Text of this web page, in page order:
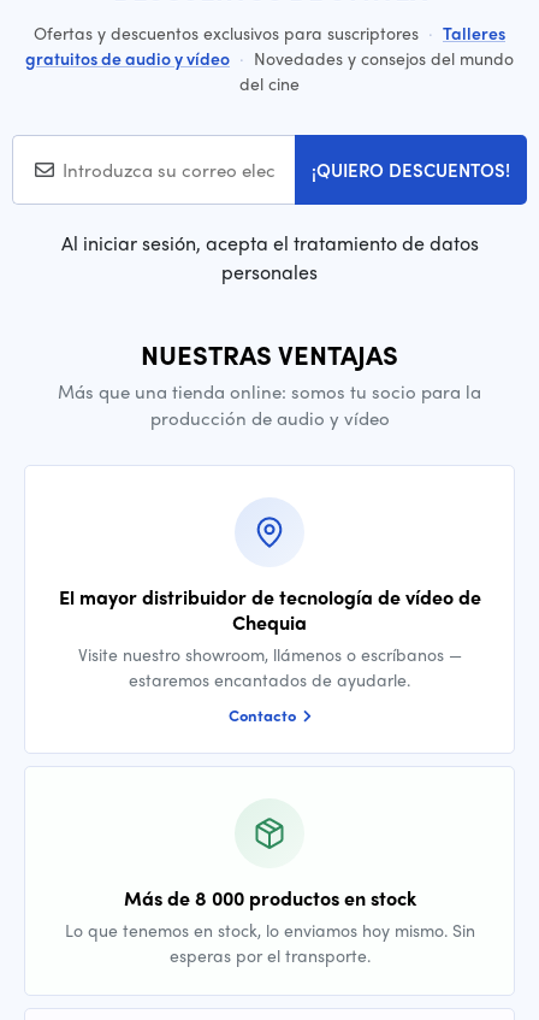
Ofertas y descuentos exclusivos para suscriptores · Talleres
gratuitos de audio y vídeo · Novedades y consejos del mundo
del cine
¡QUIERO DESCUENTOS!
Al iniciar sesión, acepta el tratamiento de datos
personales
NUESTRAS VENTAJAS
Más que una tienda online: somos tu socio para la
producción de audio y vídeo
El mayor distribuidor de tecnología de vídeo de
Chequia
Visite nuestro showroom, llámenos o escríbanos —
estaremos encantados de ayudarle.
Contacto
Más de 8 000 productos en stock
Lo que tenemos en stock, lo enviamos hoy mismo. Sin
esperas por el transporte.